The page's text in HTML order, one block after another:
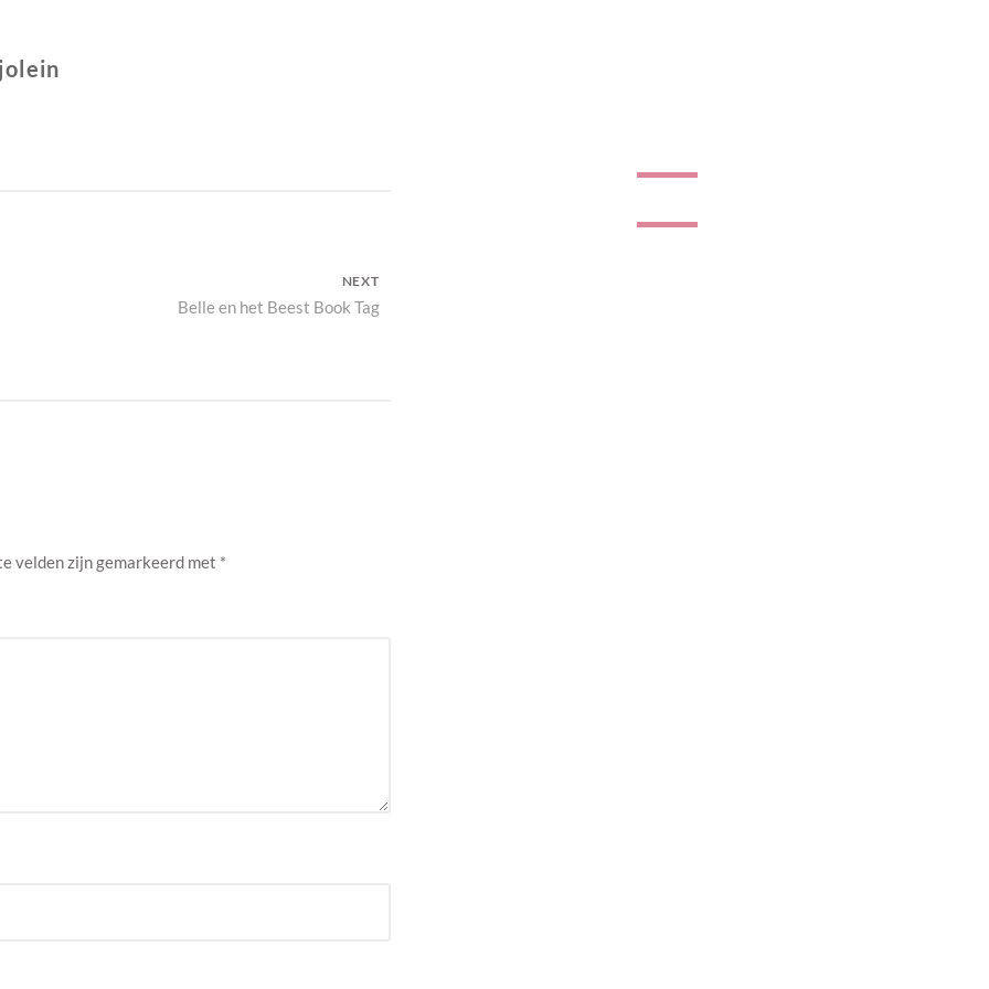
NEXT
Belle en het Beest Book Tag
velden zijn gemarkeerd met *